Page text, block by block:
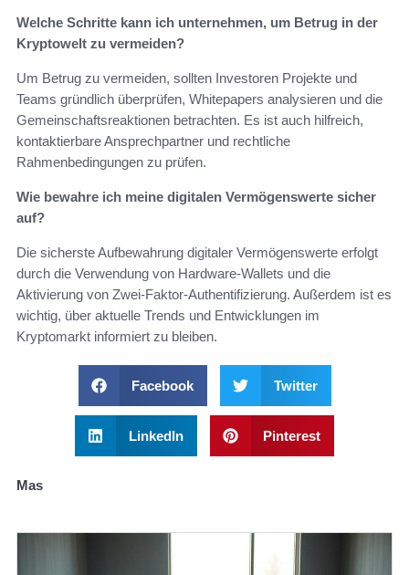
Welche Schritte kann ich unternehmen, um Betrug in der
Kryptowelt zu vermeiden?
Um Betrug zu vermeiden, sollten Investoren Projekte und
Teams gründlich überprüfen, Whitepapers analysieren und die
Gemeinschaftsreaktionen betrachten. Es ist auch hilfreich,
kontaktierbare Ansprechpartner und rechtliche
Rahmenbedingungen zu prüfen.
Wie bewahre ich meine digitalen Vermögenswerte sicher
auf?
Die sicherste Aufbewahrung digitaler Vermögenswerte erfolgt
durch die Verwendung von Hardware-Wallets und die
Aktivierung von Zwei-Faktor-Authentifizierung. Außerdem ist es
wichtig, über aktuelle Trends und Entwicklungen im
Kryptomarkt informiert zu bleiben.
Facebook Twitter
LinkedIn Pinterest
Mas